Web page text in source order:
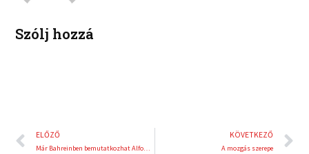
n
Szólj hozzá
Előző
ELŐZŐ
Már Bahreinben bemutatkozhat Alfonso Celis Jr.
KÖVETKEZŐ
A mozgás szerepe